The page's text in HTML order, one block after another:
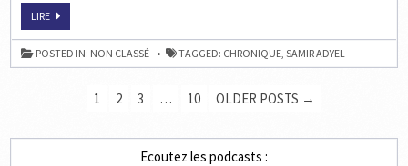
LIRELA
ÉCHECS
DE
SAMIR
POSTED IN: NON CLASSÉ TAGGED: CHRONIQUE ,SAMIR ADYEL
PAGINATION
PUBLICATIONS
1 2 3 … 10 OLDER POSTS →
Ecoutez les podcasts :